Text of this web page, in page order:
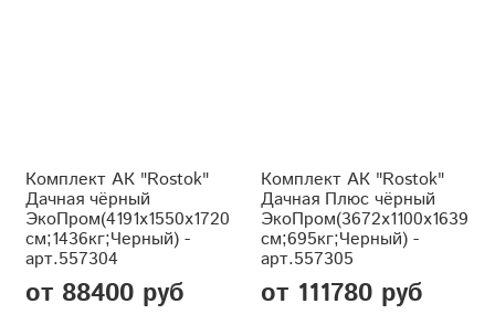
Комплект АК "Rostok"
Дачная чёрный
ЭкоПром(4191x1550x1720
см;1436кг;Черный) -
арт.557304
от 88400 руб
Комплект АК "Rostok"
Дачная Плюс чёрный
ЭкоПром(3672x1100x1639
см;695кг;Черный) -
арт.557305
от 111780 руб